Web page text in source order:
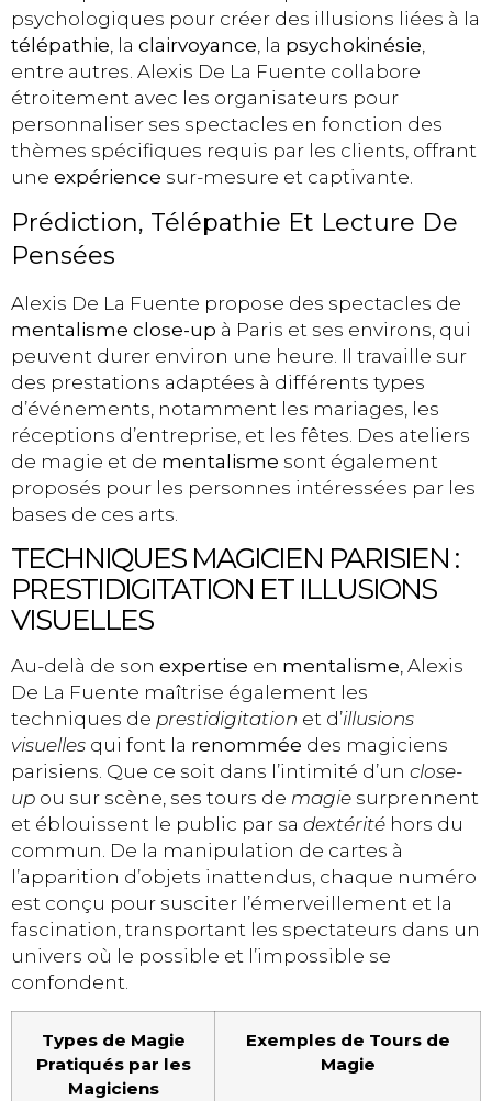
psychologiques pour créer des illusions liées à la
télépathie, la clairvoyance, la psychokinésie,
entre autres. Alexis De La Fuente collabore
étroitement avec les organisateurs pour
personnaliser ses spectacles en fonction des
thèmes spécifiques requis par les clients, offrant
une expérience sur-mesure et captivante.
Prédiction, Télépathie Et Lecture De
Pensées
Alexis De La Fuente propose des spectacles de
mentalisme close-up à Paris et ses environs, qui
peuvent durer environ une heure. Il travaille sur
des prestations adaptées à différents types
d’événements, notamment les mariages, les
réceptions d’entreprise, et les fêtes. Des ateliers
de magie et de mentalisme sont également
proposés pour les personnes intéressées par les
bases de ces arts.
TECHNIQUES MAGICIEN PARISIEN :
PRESTIDIGITATION ET ILLUSIONS
VISUELLES
Au-delà de son expertise en mentalisme, Alexis
De La Fuente maîtrise également les
techniques de prestidigitation et d’illusions
visuelles qui font la renommée des magiciens
parisiens. Que ce soit dans l’intimité d’un close-
up ou sur scène, ses tours de magie surprennent
et éblouissent le public par sa dextérité hors du
commun. De la manipulation de cartes à
l’apparition d’objets inattendus, chaque numéro
est conçu pour susciter l’émerveillement et la
fascination, transportant les spectateurs dans un
univers où le possible et l’impossible se
confondent.
Types de Magie
Pratiqués par les
Magiciens
Exemples de Tours de
Magie